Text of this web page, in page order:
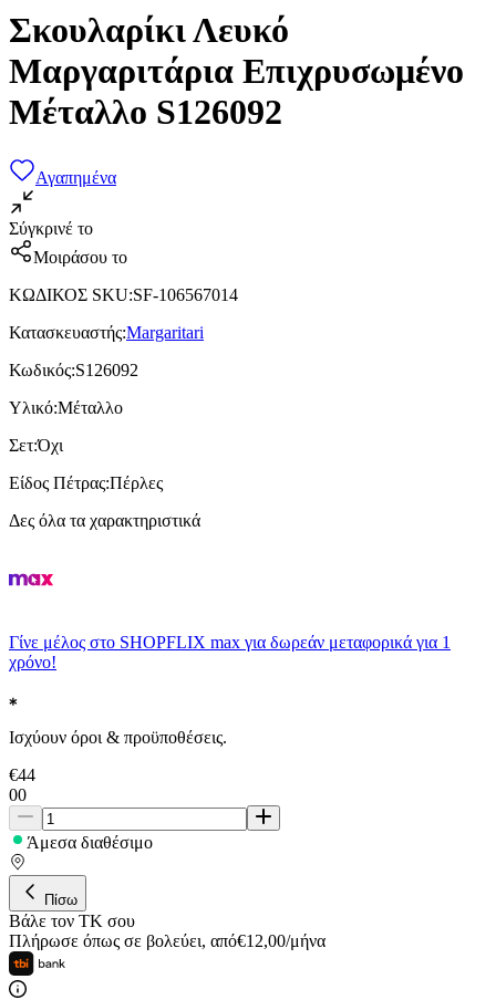
Σκουλαρίκι Λευκό
Μαργαριτάρια Επιχρυσωμένο
Μέταλλο S126092
Αγαπημένα
Σύγκρινέ το
Μοιράσου το
ΚΩΔΙΚΟΣ SKU:SF-106567014
Κατασκευαστής:Margaritari
Κωδικός:S126092
Υλικό:Μέταλλο
Σετ:Όχι
Είδος Πέτρας:Πέρλες
Δες όλα τα χαρακτηριστικά
Γίνε μέλος στο SHOPFLIX max για δωρεάν μεταφορικά για 1
χρόνο!
Ισχύουν όροι & προϋποθέσεις.
€44
00
Άμεσα διαθέσιμο
Πίσω
Βάλε τον ΤΚ σου
Πλήρωσε όπως σε βολεύει, από€12,00/μήνα